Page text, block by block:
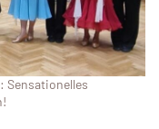
Sensationelles